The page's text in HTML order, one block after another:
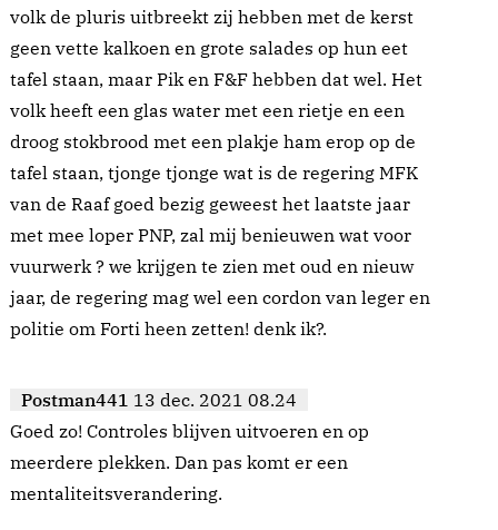
volk de pluris uitbreekt zij hebben met de kerst
geen vette kalkoen en grote salades op hun eet
tafel staan, maar Pik en F&F hebben dat wel. Het
volk heeft een glas water met een rietje en een
droog stokbrood met een plakje ham erop op de
tafel staan, tjonge tjonge wat is de regering MFK
van de Raaf goed bezig geweest het laatste jaar
met mee loper PNP, zal mij benieuwen wat voor
vuurwerk ? we krijgen te zien met oud en nieuw
jaar, de regering mag wel een cordon van leger en
politie om Forti heen zetten! denk ik?.
Postman441 13 dec. 2021 08.24
Goed zo! Controles blijven uitvoeren en op
meerdere plekken. Dan pas komt er een
mentaliteitsverandering.